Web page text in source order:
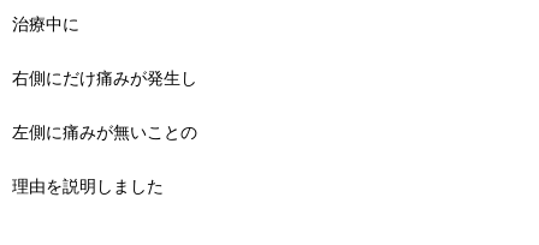
治療中に
右側にだけ痛みが発生し
左側に痛みが無いことの
理由を説明しました